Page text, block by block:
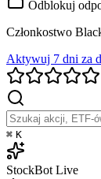
Odblokuj
Członkostwo
Aktywuj 7 dni za
⌘ K
StockBot Live